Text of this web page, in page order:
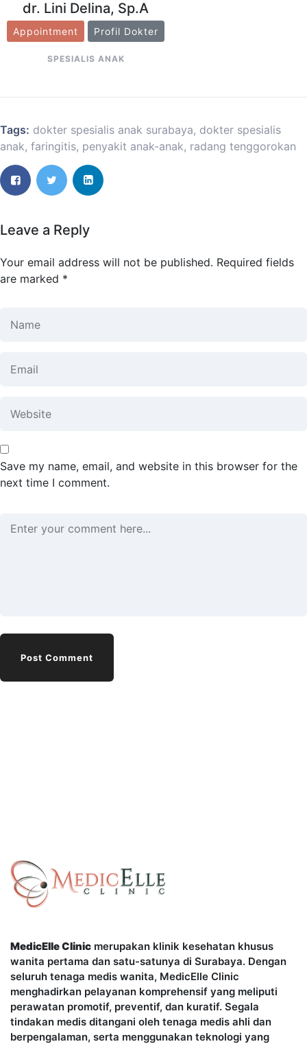
dr. Lini Delina, Sp.A
Appointment Profil Dokter
SPESIALIS ANAK
Tags: dokter spesialis anak surabaya, dokter spesialis
anak, faringitis, penyakit anak-anak, radang tenggorokan
Leave a Reply
Your email address will not be published. Required fields
are marked *
Save my name, email, and website in this browser for the
next time I comment.
MedicElle Clinic merupakan klinik kesehatan khusus
wanita pertama dan satu-satunya di Surabaya. Dengan
seluruh tenaga medis wanita, MedicElle Clinic
menghadirkan pelayanan komprehensif yang meliputi
perawatan promotif, preventif, dan kuratif. Segala
tindakan medis ditangani oleh tenaga medis ahli dan
berpengalaman, serta menggunakan teknologi yang